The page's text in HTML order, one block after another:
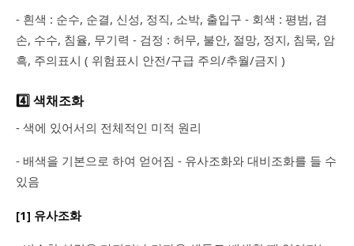
- 흰색 : 순수, 순결, 신성, 정직, 소박, 출입구 - 회색 : 평범, 겸
손, 수수, 침율, 무기력 - 검정 : 허무, 불안, 절망, 정지, 침묵, 암
흑, 주의표시 ( 위험표시 안전/구급 주의/추월/금지 )
4️⃣ 색채조화
- 색에 있어서의 전체적인 미적 원리
- 배색을 기본으로 하여 얻어짐 - 유사조화와 대비조화를 들 수
있음
[1] 유사조화